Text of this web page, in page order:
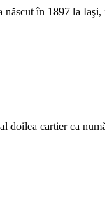
în 1897 la
cartier ca